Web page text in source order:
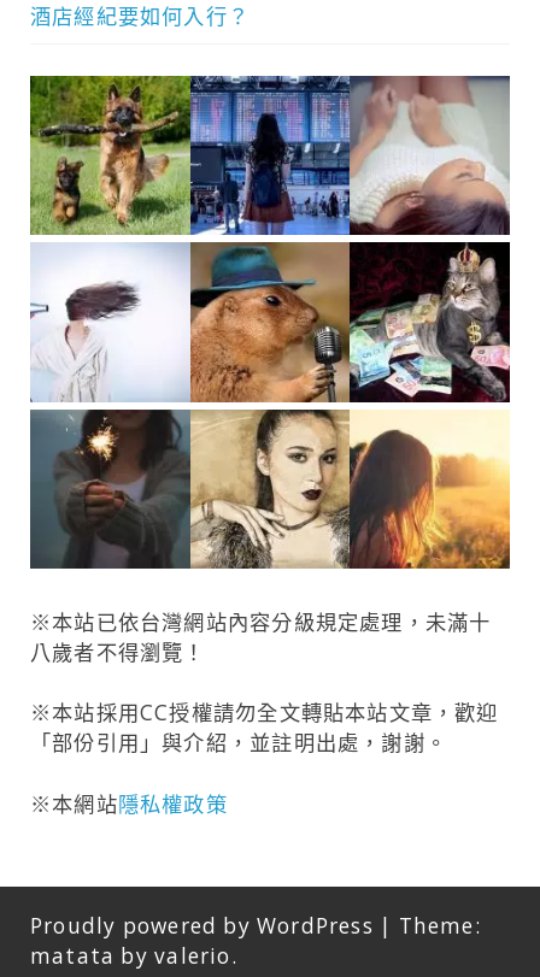
酒店經紀要如何入行？
※本站已依台灣網站內容分級規定處理，未滿十
八歲者不得瀏覽！
※本站採用CC授權請勿全文轉貼本站文章，歡迎
「部份引用」與介紹，並註明出處，謝謝。
※本網站隱私權政策
Proudly powered by WordPress | Theme:
matata byvalerio.